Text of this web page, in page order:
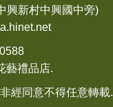
興新村中興國中旁)
藝禮品店.
經同意不得任意轉載.